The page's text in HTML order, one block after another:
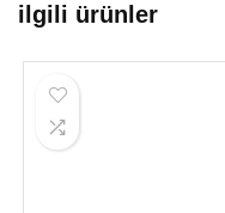
ilgili ürünler